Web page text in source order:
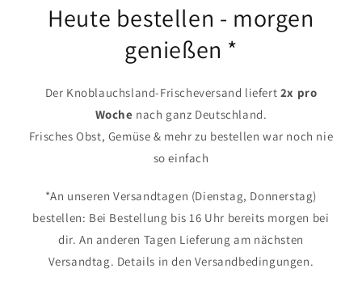
Heute bestellen - morgen
genießen *
Der Knoblauchsland-Frischeversand liefert 2x pro
Woche nach ganz Deutschland.
Frisches Obst, Gemüse & mehr zu bestellen war noch nie
so einfach
*An unseren Versandtagen (Dienstag, Donnerstag)
bestellen: Bei Bestellung bis 16 Uhr bereits morgen bei
dir. An anderen Tagen Lieferung am nächsten
Versandtag. Details in den Versandbedingungen.